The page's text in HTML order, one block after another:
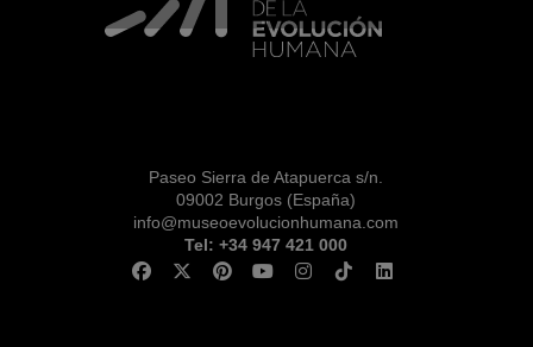
Paseo Sierra de Atapuerca s/n.
09002 Burgos (España)
info@museoevolucionhumana.com
Tel: +34 947 421 000